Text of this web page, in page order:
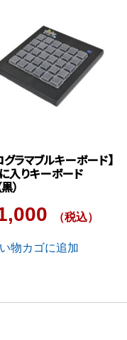
グラマブルキーボード】
入りキーボード
）
（税込）
物カゴに追加